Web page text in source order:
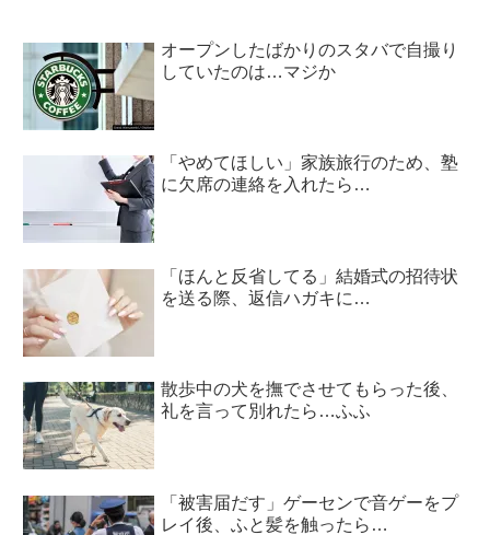
オープンしたばかりのスタバで自撮り
していたのは…マジか
「やめてほしい」家族旅行のため、塾
に欠席の連絡を入れたら…
「ほんと反省してる」結婚式の招待状
を送る際、返信ハガキに…
散歩中の犬を撫でさせてもらった後、
礼を言って別れたら…ふふ
「被害届だす」ゲーセンで音ゲーをプ
レイ後、ふと髪を触ったら…